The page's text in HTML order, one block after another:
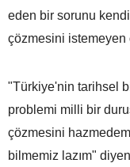
eden bir sorunu
çözmesini
"Türkiye'nin tarihsel
problemi milli bir
çözmesini
bilmemiz lazım"